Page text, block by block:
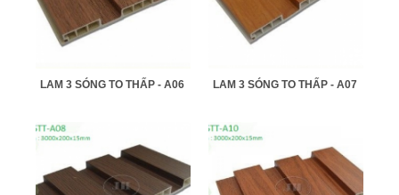
LAM 3 SÓNG TO THẤP - A06 LAM 3 SÓNG TO THẤP - A07